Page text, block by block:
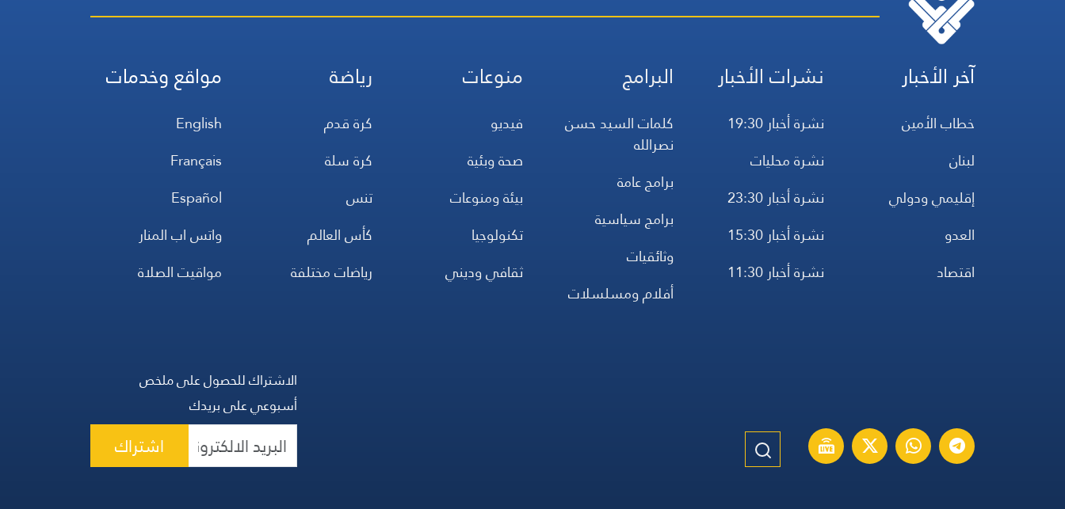
آخر الأخبار
خطاب الأمين
لبنان
إقليمي ودولي
العدو
اقتصاد
نشرات الأخبار
نشرة أخبار 19:30
نشرة محليات
نشرة أخبار 23:30
نشرة أخبار 15:30
نشرة أخبار 11:30
البرامج
كلمات السيد حسن
نصرالله
برامج عامة
برامج سياسية
وثائقيات
أفلام ومسلسلات
منوعات
فيديو
صحة وبئية
بيئة ومنوعات
تكنولوجيا
ثقافي وديني
رياضة
كرة قدم
كرة سلة
تنس
كأس العالم
رياضات مختلفة
مواقع وخدمات
English
Français
Español
واتس اب المنار
مواقيت الصلاة
الاشتراك للحصول على ملخص
أسبوعي على بريدك
اشتراك